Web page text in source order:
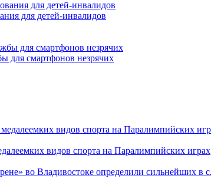
для детей-инвалидов
для смартфонов незрячих
видов спорта на Паралимпийских играх